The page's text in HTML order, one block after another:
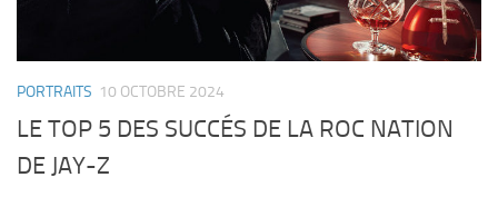
PORTRAITS 10 OCTOBRE 2024
LE TOP 5 DES SUCCÉS DE LA ROC NATION
DE JAY-Z